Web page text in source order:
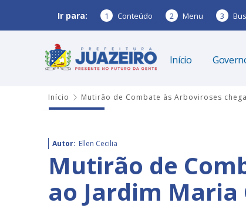
Ir para: 1 Conteúdo 2 Menu 3
Início
Início Mutirão de Combate às Arboviroses
Autor: Ellen Cecilia
Mutirão de
ao Jardim Maria